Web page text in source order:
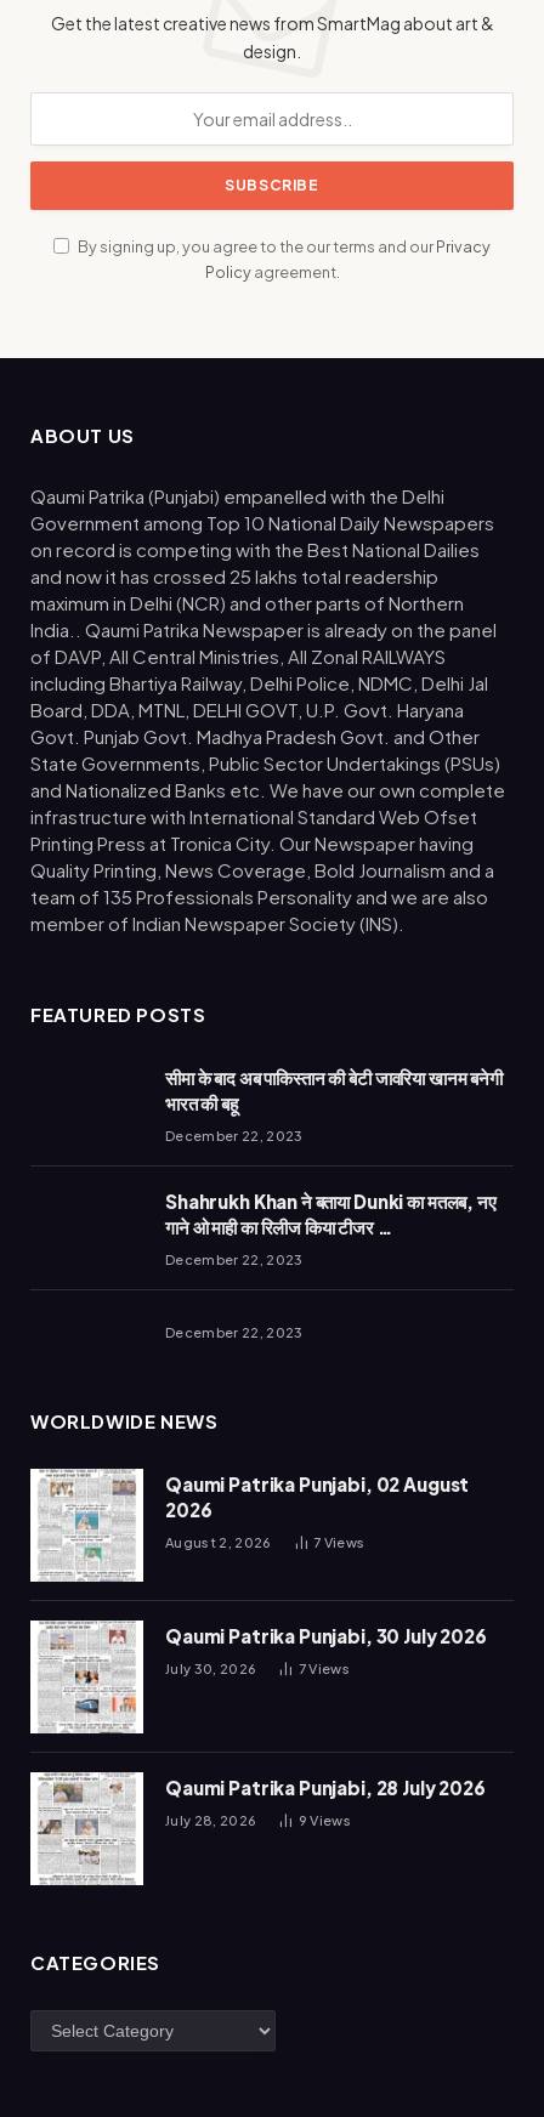
Get the latest creative news from SmartMag about art &
design.
By signing up, you agree to the our terms and ourPrivacy
Policyagreement.
ABOUT US
Qaumi Patrika (Punjabi) empanelled with the Delhi
Government among Top 10 National Daily Newspapers
on record is competing with the Best National Dailies
and now it has crossed 25 lakhs total readership
maximum in Delhi (NCR) and other parts of Northern
India.. Qaumi Patrika Newspaper is already on the panel
of DAVP, All Central Ministries, All Zonal RAILWAYS
including Bhartiya Railway, Delhi Police, NDMC, Delhi Jal
Board, DDA, MTNL, DELHI GOVT, U.P. Govt. Haryana
Govt. Punjab Govt. Madhya Pradesh Govt. and Other
State Governments, Public Sector Undertakings (PSUs)
and Nationalized Banks etc. We have our own complete
infrastructure with International Standard Web Ofset
Printing Press at Tronica City. Our Newspaper having
Quality Printing, News Coverage, Bold Journalism and a
team of 135 Professionals Personality and we are also
member of Indian Newspaper Society (INS).
FEATURED POSTS
सीमा के बाद अब पाकिस्तान की बेटी जावरिया खानम बनेगी
भारत की बहू
December 22, 2023
Shahrukh Khan ने बताया Dunki का मतलब, नए
गाने ओ माही का रिलीज किया टीजर …
December 22, 2023
December 22, 2023
WORLDWIDE NEWS
Qaumi Patrika Punjabi, 02 August
2026
August 2, 2026 7 Views
Qaumi Patrika Punjabi, 30 July 2026
July 30, 2026 7Views
Qaumi Patrika Punjabi, 28 July 2026
July 28, 2026 9Views
CATEGORIES
Categories